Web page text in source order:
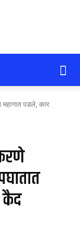
पडले, कार
कैद